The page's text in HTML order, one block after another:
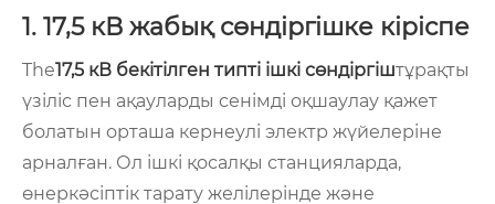
1. 17,5 кВ жабық сөндіргішке кіріспе
The17,5 кВ бекітілген типті ішкі сөндіргіштұрақты
үзіліс пен ақауларды сенімді оқшаулау қажет
болатын орташа кернеулі электр жүйелеріне
арналған. Ол ішкі қосалқы станцияларда,
өнеркәсіптік тарату желілерінде және